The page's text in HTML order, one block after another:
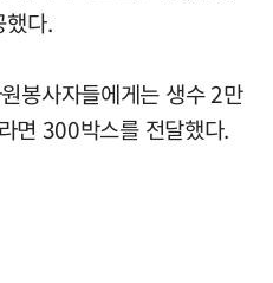
다.
봉사자들에게는 생수 2만
면 300박스를 전달했다.